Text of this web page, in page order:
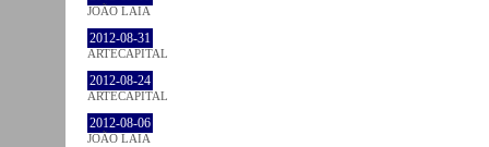
JOÃO LAIA
2012-08-31
ARTECAPITAL
2012-08-24
ARTECAPITAL
2012-08-06
JOÃO LAIA